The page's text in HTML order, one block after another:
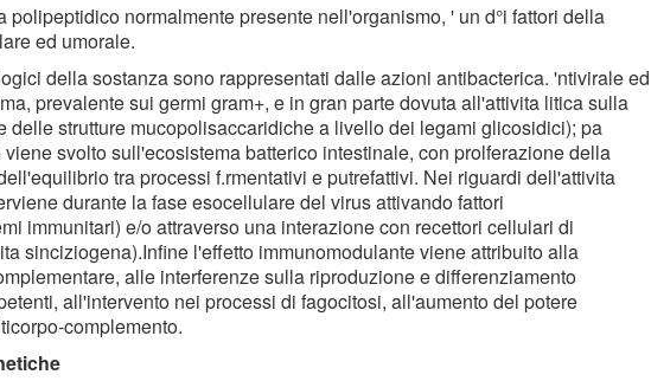
polipeptidico normalmente presente nell'organismo, ' un d°i fattori della
ed umorale.
della sostanza sono rappresentati dalle azioni antibacterica. 'ntivirale ed
prevalente sui germi gram+, e in gran parte dovuta all'attivita litica sulla
delle strutture mucopolisaccaridiche a livello dei legami glicosidici); pa
svolto sull'ecosistema batterico intestinale, con prolferazione della
tra processi f.rmentativi e putrefattivi. Nei riguardi dell'attivita
durante la fase esocellulare del virus attivando fattori
immunitari) e/o attraverso una interazione con recettori cellulari di
sinciziogena).Infine l'effetto immunomodulante viene attribuito alla
alle interferenze sulla riproduzione e differenziamento
all'intervento nei processi di fagocitosi, all'aumento del potere
complemento.